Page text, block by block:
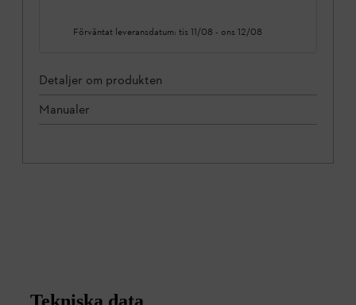
Förväntat leveransdatum: tis 11/08 - ons 12/08
Detaljer om produkten
Manualer
Tekniska data